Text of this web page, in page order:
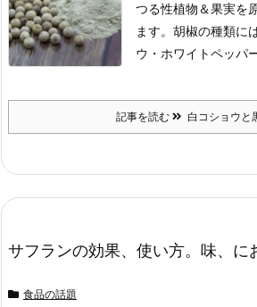
つる性植物＆果実を
ます。 胡椒の種類には
ウ・ホワイトペッパー
記事を読む 白コショウと
サフランの効果、使い方。味、に
食品の話題